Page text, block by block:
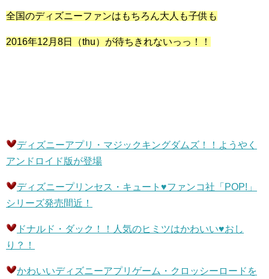
全国のディズニーファンはもちろん大人も子供も
2016年12月8日（thu）が待ちきれないっっ！！
ディズニーアプリ・マジックキングダムズ！！ようやく
アンドロイド版が登場
ディズニープリンセス・キュート♥ファンコ社「POP!」
シリーズ発売間近！
ドナルド・ダック！！人気のヒミツはかわいい♥おし
り？！
かわいいディズニーアプリゲーム・クロッシーロードを